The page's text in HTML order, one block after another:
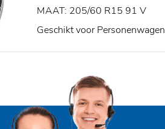
MAAT: 205/60 R15 91 V
Geschikt voor Personenwagen